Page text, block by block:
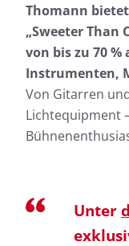
Thomann
„Sweeter Than
von bis zu 70
Instrumenten,
Von Gitarren
Lichtequipment
Unter